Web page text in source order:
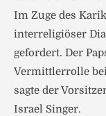
Im Zuge des
interreligiöser
gefordert. Der
Vermittlerrolle
sagte der
Israel Singer.